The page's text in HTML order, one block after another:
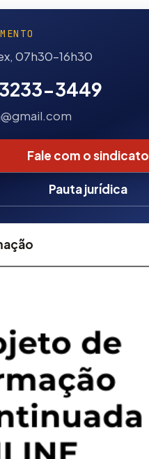
07h30–16h30
3449
Fale com o sindicato
Pauta jurídica